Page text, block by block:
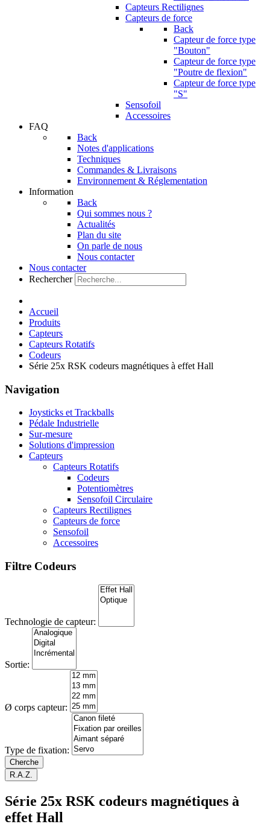
Capteurs Rectilignes
Capteurs de force
Back
Capteur de force type
"Bouton"
Capteur de force type
"Poutre de flexion"
Capteur de force type
"S"
Sensofoil
Accessoires
FAQ
Back
Notes d'applications
Techniques
Commandes & Livraisons
Environnement & Réglementation
Information
Back
Qui sommes nous ?
Actualités
Plan du site
On parle de nous
Nous contacter
Nous contacter
Rechercher
Accueil
Produits
Capteurs
Capteurs Rotatifs
Codeurs
Série 25x RSK codeurs magnétiques à effet Hall
Navigation
Joysticks et Trackballs
Pédale Industrielle
Sur-mesure
Solutions d'impression
Capteurs
Capteurs Rotatifs
Codeurs
Potentiomètres
Sensofoil Circulaire
Capteurs Rectilignes
Capteurs de force
Sensofoil
Accessoires
Filtre Codeurs
Technologie de capteur:
Sortie:
Ø corps capteur:
Type de fixation:
Série 25x RSK codeurs magnétiques à
effet Hall